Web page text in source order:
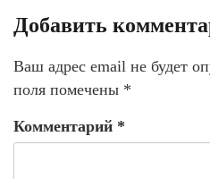
Добавить
Ваш адрес email не будет
поля помечены *
Комментарий *